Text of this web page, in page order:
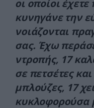
οι οποίοι
κυνηγάνε την
νοιάζονται
σας. Έχω
ντροπής, 17
σε πετσέτες
μπλούζες, 17
κυκλοφορούσα